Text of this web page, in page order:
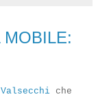
Valsecchi che